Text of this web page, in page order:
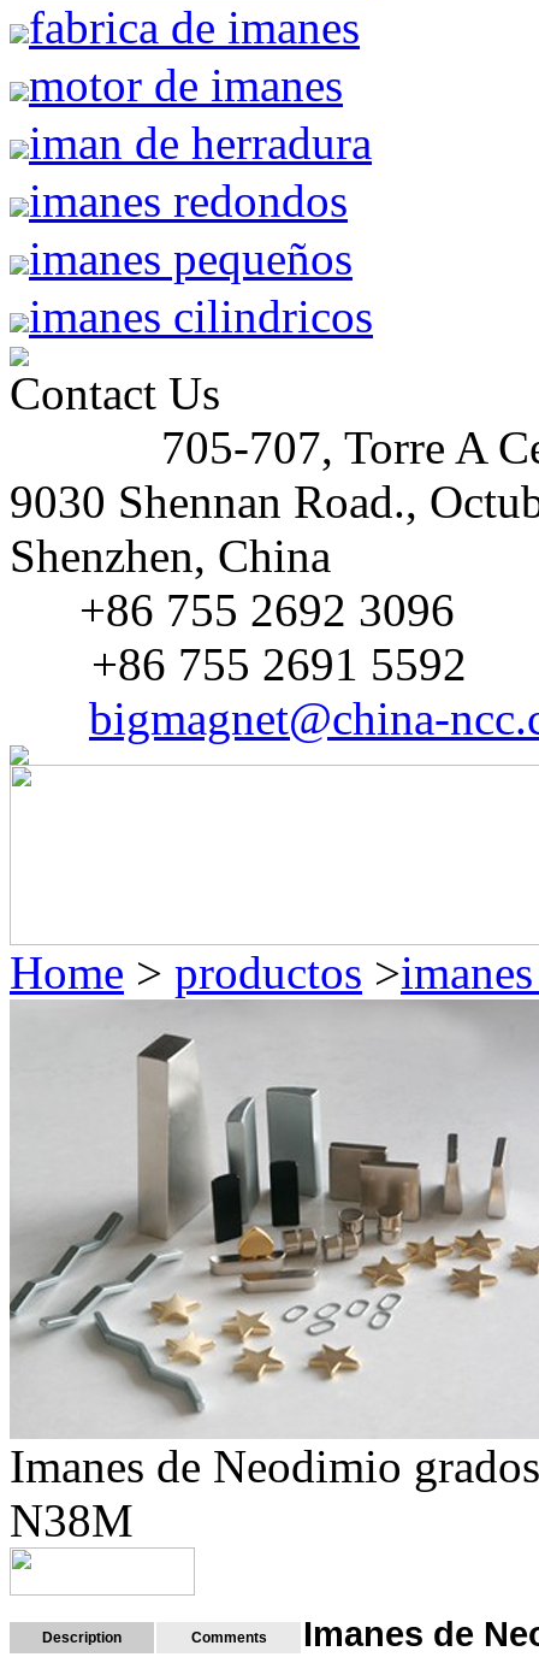
fabrica de imanes
motor de imanes
iman de herradura
imanes redondos
imanes pequeños
imanes cilindricos
Contact Us
705-707, Torre A
9030 Shennan Road.,
Shenzhen, China
+86 755 2692 3096
+86 755 2691 5592
bigmagnet@china-
Home > productos >
Imanes de Neodimio grados
N38M
Description Comments
Imanes de